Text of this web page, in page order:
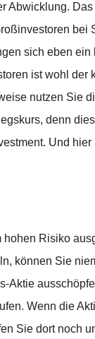
Abwicklung.
bei
sich eben ein
ist wohl der
nutzen Sie
denn
Und hier
hohen Risiko
können Sie
Aktie
Wenn die
Sie dort noch